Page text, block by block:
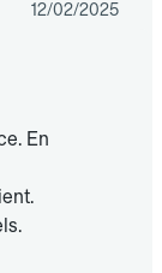
12/02/2025
En